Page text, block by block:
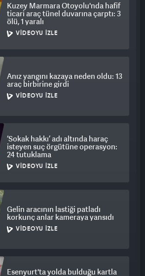
Kuzey Marmara Otoyolu'nda hafif
ticari araç tünel duvarına çarptı: 3
ölü, 1 yaralı
VIDEOYU İZLE
Anız yangını kazaya neden oldu: 13
araç birbirine girdi
VIDEOYU İZLE
‘Sokak hakkı’ adı altında haraç
isteyen suç örgütüne operasyon:
24 tutuklama
VIDEOYU İZLE
Gelin aracının lastiği patladı
korkunç anlar kameraya yansıdı
VIDEOYU İZLE
Esenyurt'ta yolda bulduğu kartla